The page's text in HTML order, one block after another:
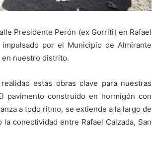
Presidente Perón (ex Gorriti) en Rafael
por el Municipio de Almirante
en nuestro distrito.
estas obras clave para nuestras
pavimento construido en hormigón con
a todo ritmo, se extiende a la largo de
conectividad entre Rafael Calzada, San